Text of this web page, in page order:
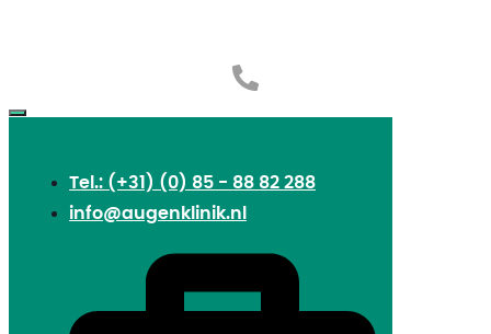
Tel.: (+31) (0) 85 - 88 82 288
info@augenklinik.nl